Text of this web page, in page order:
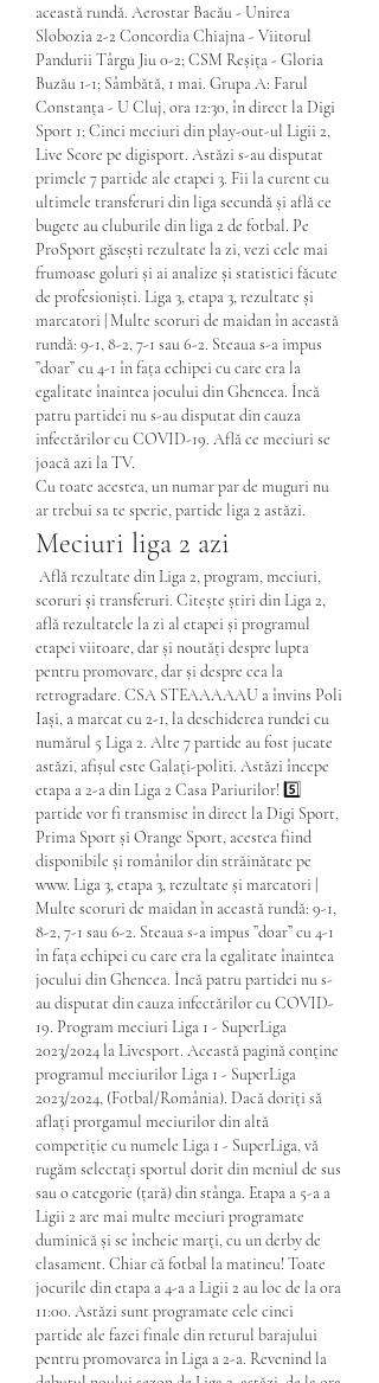
această rundă. Aerostar Bacău - Unirea
Slobozia 2-2 Concordia Chiajna - Viitorul
Pandurii Târgu Jiu 0-2; CSM Reșița - Gloria
Buzău 1-1; Sâmbătă, 1 mai. Grupa A: Farul
Constanța - U Cluj, ora 12:30, în direct la Digi
Sport 1; Cinci meciuri din play-out-ul Ligii 2,
Live Score pe digisport. Astăzi s-au disputat
primele 7 partide ale etapei 3. Fii la curent cu
ultimele transferuri din liga secundă și află ce
bugete au cluburile din liga 2 de fotbal. Pe
ProSport găsești rezultate la zi, vezi cele mai
frumoase goluri și ai analize și statistici făcute
de profesioniști. Liga 3, etapa 3, rezultate și
marcatori | Multe scoruri de maidan în această
rundă: 9-1, 8-2, 7-1 sau 6-2. Steaua s-a impus
”doar” cu 4-1 în fața echipei cu care era la
egalitate înaintea jocului din Ghencea. Încă
patru partidei nu s-au disputat din cauza
infectărilor cu COVID-19. Află ce meciuri se
joacă azi la TV.
Cu toate acestea, un numar par de muguri nu
ar trebui sa te sperie, partide liga 2 astăzi.
Meciuri liga 2 azi
scoruri și transferuri. Citește știri din Liga 2,
află rezultatele la zi al etapei și programul
etapei viitoare, dar și noutăți despre lupta
pentru promovare, dar și despre cea la
retrogradare. CSA STEAAAAAU a învins Poli
Iași, a marcat cu 2-1, la deschiderea rundei cu
numărul 5 Liga 2. Alte 7 partide au fost jucate
astăzi, afișul este Galați-politi. Astăzi începe
etapa a 2-a din Liga 2 Casa Pariurilor! 5️⃣
partide vor fi transmise în direct la Digi Sport,
Prima Sport și Orange Sport, acestea fiind
disponibile și românilor din străinătate pe
www. Liga 3, etapa 3, rezultate și marcatori |
Multe scoruri de maidan în această rundă: 9-1,
8-2, 7-1 sau 6-2. Steaua s-a impus ”doar” cu 4-1
în fața echipei cu care era la egalitate înaintea
jocului din Ghencea. Încă patru partidei nu s-
au disputat din cauza infectărilor cu COVID-
19. Program meciuri Liga 1 - SuperLiga
2023/2024 la Livesport. Această pagină conține
programul meciurilor Liga 1 - SuperLiga
2023/2024, (Fotbal/România). Dacă doriți să
aflați prorgamul meciurilor din altă
competiție cu numele Liga 1 - SuperLiga, vă
rugăm selectați sportul dorit din meniul de sus
sau o categorie (țară) din stânga. Etapa a 5-a a
Ligii 2 are mai multe meciuri programate
duminică și se încheie marți, cu un derby de
clasament. Chiar că fotbal la matineu! Toate
jocurile din etapa a 4-a a Ligii 2 au loc de la ora
11:00. Astăzi sunt programate cele cinci
partide ale fazei finale din returul barajului
pentru promovarea în Liga a 2-a. Revenind la